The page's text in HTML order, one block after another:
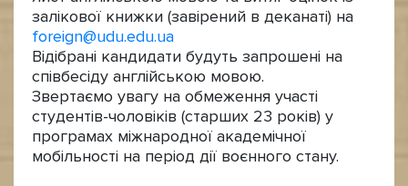
залікової книжки (завірений в деканаті) на
foreign@udu.edu.ua
Відібрані кандидати будуть запрошені на
співбесіду англійською мовою.
Звертаємо увагу на обмеження участі
студентів-чоловіків (старших 23 років) у
програмах міжнародної академічної
мобільності на період дії воєнного стану.